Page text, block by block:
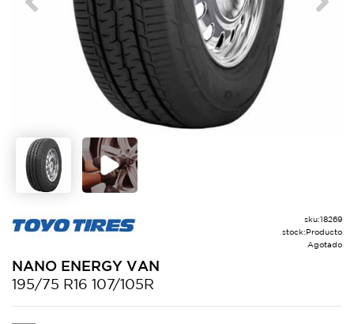
Previous Next
sku:18269
stock:Producto
Agotado
NANO ENERGY VAN
195/75 R16 107/105R